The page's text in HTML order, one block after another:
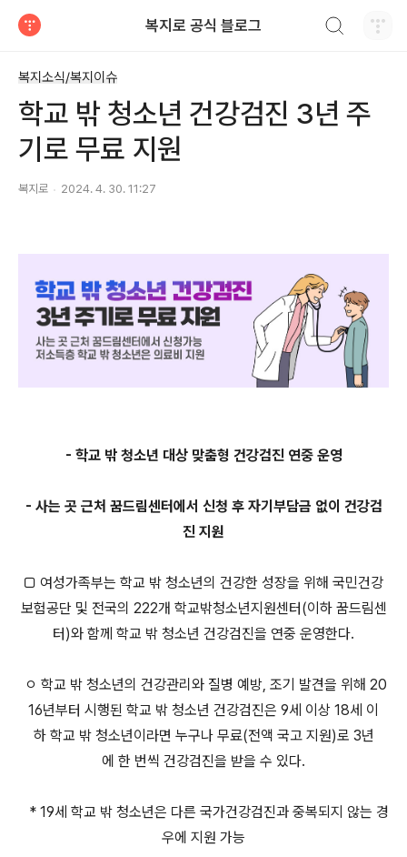
복지로 공식 블로그
복지소식/복지이슈
학교 밖 청소년 건강검진 3년 주
기로 무료 지원
복지로 2024. 4. 30. 11:27
- 학교 밖 청소년 대상 맞춤형 건강검진 연중 운영
- 사는 곳 근처 꿈드림센터에서 신청 후 자기부담금 없이 건강검
진 지원
□ 여성가족부는 학교 밖 청소년의 건강한 성장을 위해 국민건강
보험공단 및 전국의 222개 학교밖청소년지원센터(이하 꿈드림센
터)와 함께 학교 밖 청소년 건강검진을 연중 운영한다.
ㅇ 학교 밖 청소년의 건강관리와 질병 예방, 조기 발견을 위해 20
16년부터 시행된 학교 밖 청소년 건강검진은 9세 이상 18세 이
하 학교 밖 청소년이라면 누구나 무료(전액 국고 지원)로 3년
에 한 번씩 건강검진을 받을 수 있다.
* 19세 학교 밖 청소년은 다른 국가건강검진과 중복되지 않는 경
우에 지원 가능